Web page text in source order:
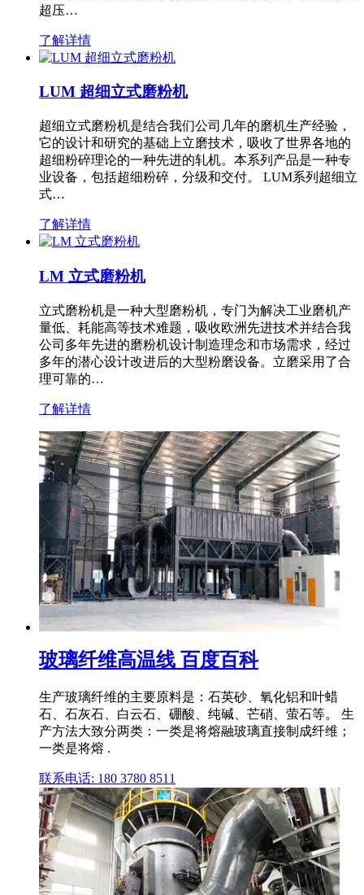
超压…
了解详情
LUM 超细立式磨粉机
超细立式磨粉机是结合我们公司几年的磨机生产经验，
它的设计和研究的基础上立磨技术，吸收了世界各地的
超细粉碎理论的一种先进的轧机。本系列产品是一种专
业设备，包括超细粉碎，分级和交付。 LUM系列超细立
式…
了解详情
LM 立式磨粉机
立式磨粉机是一种大型磨粉机，专门为解决工业磨机产
量低、耗能高等技术难题，吸收欧洲先进技术并结合我
公司多年先进的磨粉机设计制造理念和市场需求，经过
多年的潜心设计改进后的大型粉磨设备。立磨采用了合
理可靠的…
了解详情
玻璃纤维高温线 百度百科
生产玻璃纤维的主要原料是：石英砂、氧化铝和叶蜡
石、石灰石、白云石、硼酸、纯碱、芒硝、萤石等。 生
产方法大致分两类：一类是将熔融玻璃直接制成纤维；
一类是将熔 .
联系电话: 180 3780 8511